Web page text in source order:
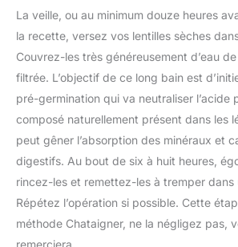
La veille, ou au minimum douze heures
la recette, versez vos lentilles sèches
Couvrez-les très généreusement d’eau
filtrée. L’objectif de ce long bain est
pré-germination qui va neutraliser l’acide
composé naturellement présent dans les
peut gêner l’absorption des minéraux et
digestifs. Au bout de six à huit heures,
rincez-les et remettez-les à tremper dans
Répétez l’opération si possible. Cette
méthode Chataigner, ne la négligez pas,